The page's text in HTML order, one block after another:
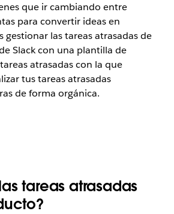
que ir cambiando entre
para convertir ideas en
gestionar las tareas atrasadas de
Slack con una plantilla de
atrasadas con la que
tus tareas atrasadas
de forma orgánica.
tareas atrasadas